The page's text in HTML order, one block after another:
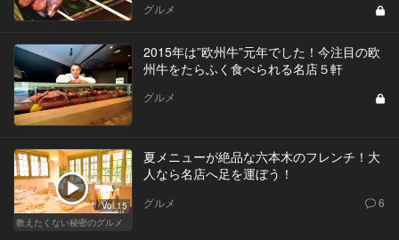
グルメ
2015年は”欧州牛”元年でした！今注目の欧
州牛をたらふく食べられる名店５軒
グルメ
Vol.15
教えたくない秘密のグルメ
夏メニューが絶品な六本木のフレンチ！大
人なら名店へ足を運ぼう！
グルメ 6